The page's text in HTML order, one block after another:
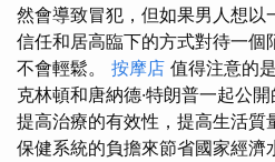
然會導致冒犯，但如果男人想以
信任和居高臨下的方式對待一個
不會輕鬆。 按摩店 值得注意的
克林頓和唐納德·特朗普一起公
提高治療的有效性，提高生活質
保健系統的負擔來節省國家經濟